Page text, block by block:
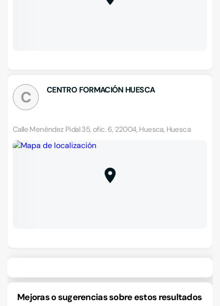
C CENTRO FORMACIÓN HUESCA
Calle Menéndez Pidal 35, ofic. 6, 22004, Huesca, Huesca
Mejoras o sugerencias sobre estos resultados